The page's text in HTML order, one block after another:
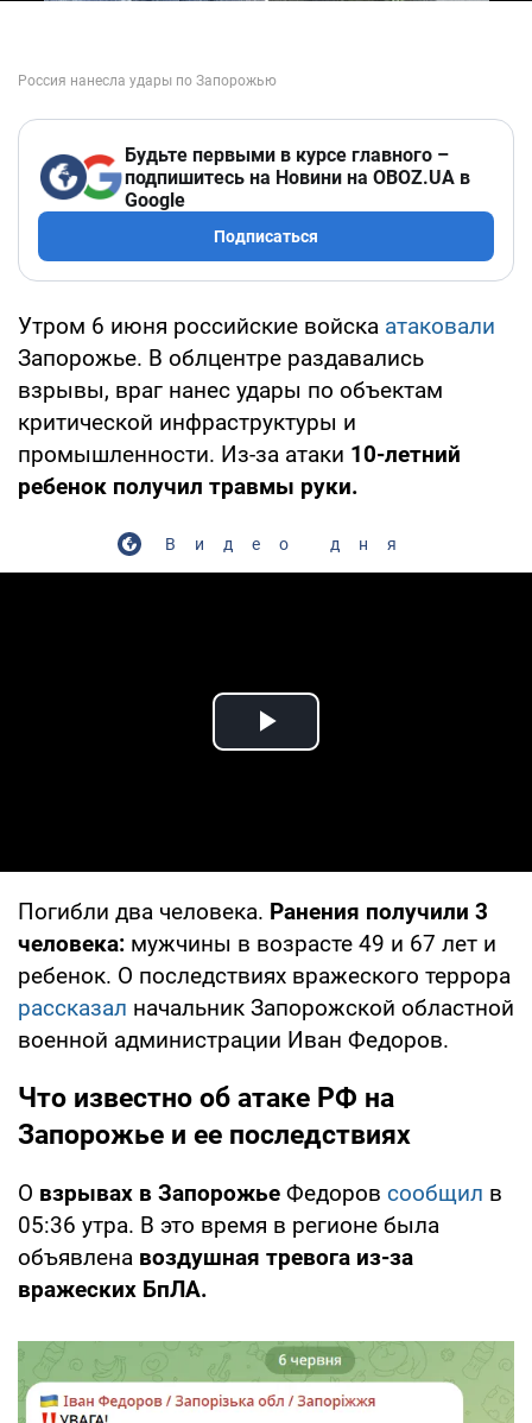
Будьте первыми в курсе главного –
подпишитесь на Новини на OBOZ.UA в
Google
Подписаться
Утром 6 июня российские войска атаковали
Запорожье. В облцентре раздавались
взрывы, враг нанес удары по объектам
критической инфраструктуры и
промышленности. Из-за атаки 10-летний
ребенок получил травмы руки.
Видео дня
Play Video
Погибли два человека. Ранения получили 3
человека: мужчины в возрасте 49 и 67 лет и
ребенок. О последствиях вражеского террора
рассказал начальник Запорожской областной
военной администрации Иван Федоров.
Что известно об атаке РФ на
Запорожье и ее последствиях
О взрывах в Запорожье Федоров сообщил в
05:36 утра. В это время в регионе была
объявлена воздушная тревога из-за
вражеских БпЛА.